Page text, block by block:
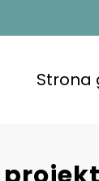
toStrona